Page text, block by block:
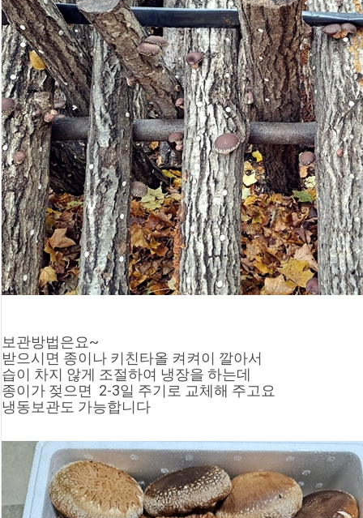
보관방법은요~
받으시면 종이나 키친타올 켜켜이 깔아서
습이 차지 않게 조절하여 냉장을 하는데
종이가 젖으면  2-3일 주기로 교체해 주고요
냉동보관도 가능합니다